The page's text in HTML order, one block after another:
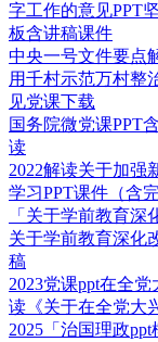
字工作的意见PPT
板含讲稿课件
中央一号文件要点
用千村示范万村整
见党课下载
国务院微党课PPT
读
2022解读关于加强
学习PPT课件（含
「关于学前教育
关于学前教育深化
稿
2023党课ppt在全
读《关于在全党大
2025「治国理政